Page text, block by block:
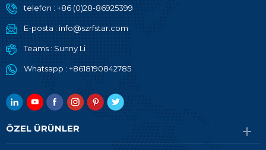
telefon : +86 (0)28-86925399
E-posta : info@szrfstar.com
Teams : Sunny Li
Whatsapp : +8618190842785
ÖZEL ÜRÜNLER